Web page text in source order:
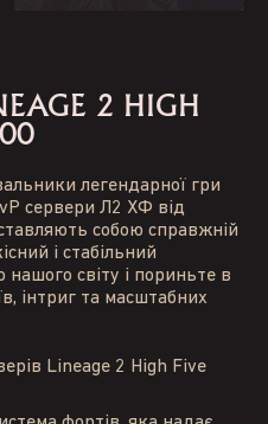
2 HIGH
легендарної гри
сервери Л2 ХФ від
собою справжній
і стабільний
світу і пориньте в
інтриг та масштабних
Lineage 2 High Five